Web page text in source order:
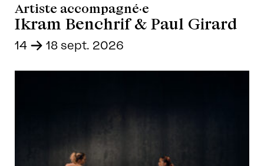
Artiste accompagné·e
Ikram Benchrif & Paul Girard
14 - 18 sept. 2026